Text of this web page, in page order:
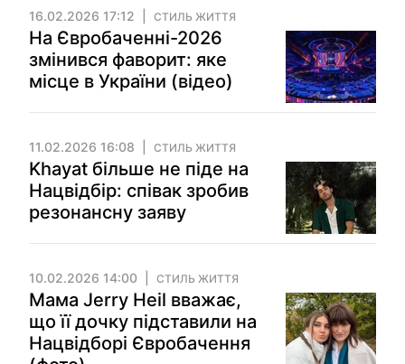
16.02.2026 17:12 СТИЛЬ ЖИТТЯ
На Євробаченні-2026
змінився фаворит: яке
місце в України (відео)
11.02.2026 16:08 СТИЛЬ ЖИТТЯ
Khayat більше не піде на
Нацвідбір: співак зробив
резонансну заяву
10.02.2026 14:00 СТИЛЬ ЖИТТЯ
Мама Jerry Heil вважає,
що її дочку підставили на
Нацвідборі Євробачення